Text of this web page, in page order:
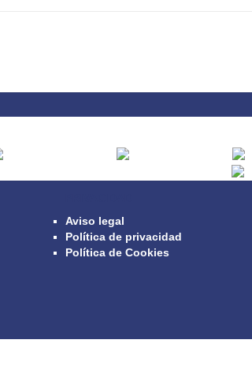
Aviso legal
Política de privacidad
Política de Cookies